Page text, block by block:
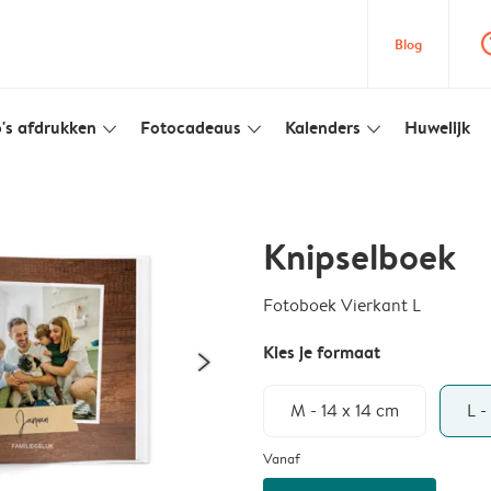
Blog
afdrukken slim_arrow_down Fotocadeaus slim_arrow_down Kalenders slim_arrow_down Huwelijk
Knipselboek
Fotoboek Vierkant L
Kies je formaat
M - 14 x 14 cm L -
Vanaf